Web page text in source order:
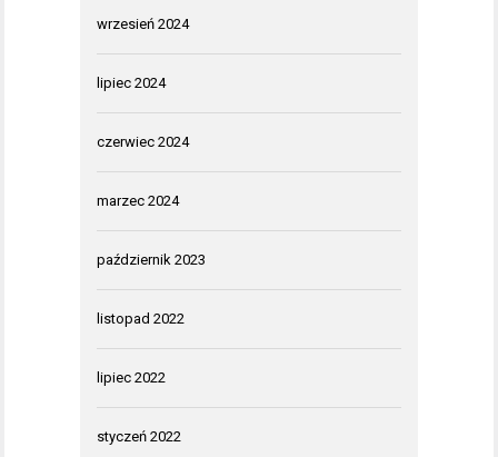
wrzesień 2024
lipiec 2024
czerwiec 2024
marzec 2024
październik 2023
listopad 2022
lipiec 2022
styczeń 2022